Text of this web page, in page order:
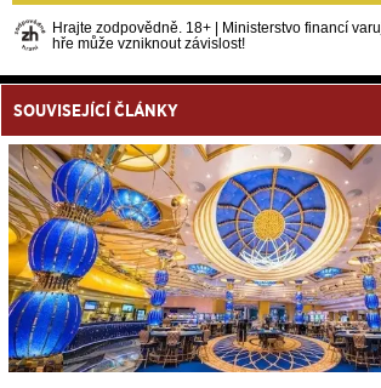
Hrajte zodpovědně. 18+ | Ministerstvo financí
hře může vzniknout závislost!
SOUVISEJÍCÍ ČLÁNKY